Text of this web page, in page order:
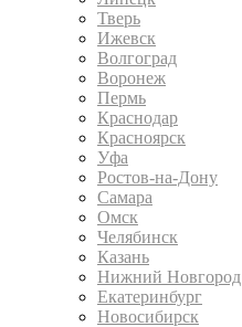
Тверь
Ижевск
Волгоград
Воронеж
Пермь
Краснодар
Красноярск
Уфа
Ростов-на-Дону
Самара
Омск
Челябинск
Казань
Нижний Новгород
Екатеринбург
Новосибирск